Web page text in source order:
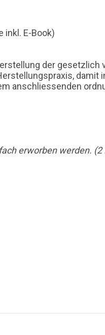
inkl. E-Book)
der gesetzlich
damit
anschliessenden
erworben werden. (2